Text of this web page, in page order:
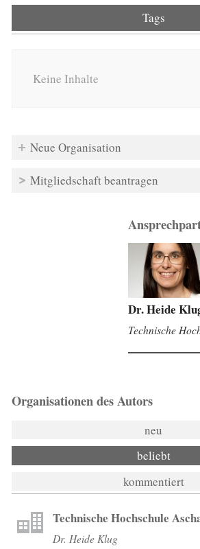
Tags
Keine Inhalte
Neue Organisation
Mitgliedschaft beantragen
Dr. Heide
Technische
Organisationen des Autors
neu
beliebt
kommentiert
Technische Hochschule
Dr. Heide Klug